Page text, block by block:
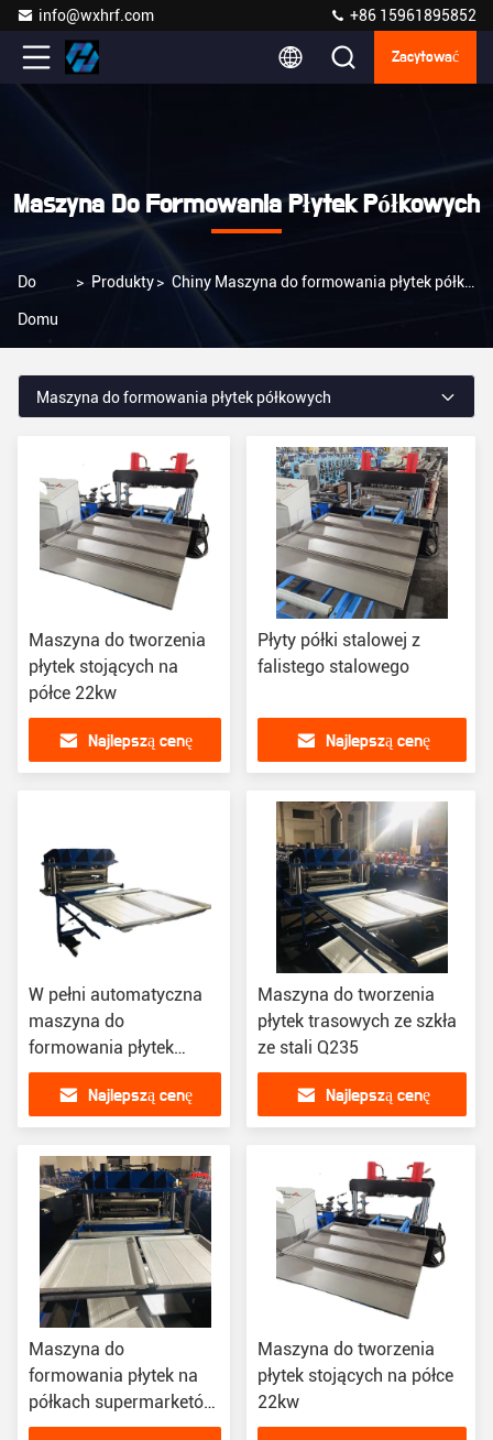
info@wxhrf.com +86 15961895852
Zacytować
Maszyna Do Formowania Płytek Półkowych
Do
Domu
> Produkty> Chiny Maszyna do formowania płytek półkowych
Maszyna do formowania płytek półkowych
Maszyna do tworzenia
płytek stojących na
półce 22kw
Najlepszą cenę
Płyty półki stalowej z
falistego stalowego
Najlepszą cenę
W pełni automatyczna
maszyna do
formowania płytek
wiązki
Najlepszą cenę
Maszyna do tworzenia
płytek trasowych ze szkła
ze stali Q235
Najlepszą cenę
Maszyna do
formowania płytek na
półkach supermarketów
380V
Maszyna do tworzenia
płytek stojących na półce
22kw